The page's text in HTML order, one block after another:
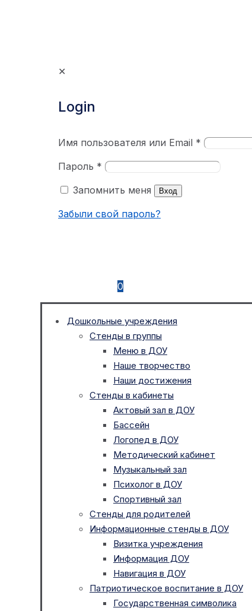
✕
Login
Имя пользователя или Email *
Пароль *
Запомнить меня
Вход
Забыли свой пароль?
0
Дошкольные учреждения
Стенды в группы
Меню в ДОУ
Наше творчество
Наши достижения
Стенды в кабинеты
Актовый зал в ДОУ
Бассейн
Логопед в ДОУ
Методический кабинет
Музыкальный зал
Психолог в ДОУ
Спортивный зал
Стенды для родителей
Информационные стенды в ДОУ
Визитка учреждения
Информация ДОУ
Навигация в ДОУ
Патриотическое воспитание в ДОУ
Государственная символика